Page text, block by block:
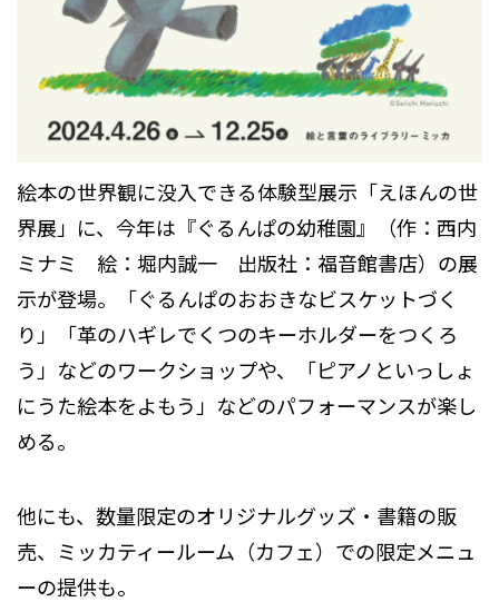
絵本の世界観に没入できる体験型展示「えほんの世
界展」に、今年は『ぐるんぱの幼稚園』（作：西内
ミナミ 絵：堀内誠一 出版社：福音館書店）の展
示が登場。「ぐるんぱのおおきなビスケットづく
り」「革のハギレでくつのキーホルダーをつくろ
う」などのワークショップや、「ピアノといっしょ
にうた絵本をよもう」などのパフォーマンスが楽し
める。
他にも、数量限定のオリジナルグッズ・書籍の販
売、ミッカティールーム（カフェ）での限定メニュ
ーの提供も。